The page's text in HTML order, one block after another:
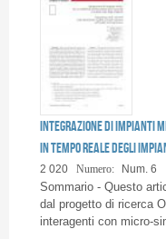
Integrazione di impianti
in tempo reale degli
2 020 Numero: Num. 6
Sommario - Questo
dal progetto di ricerca
interagenti con micro-